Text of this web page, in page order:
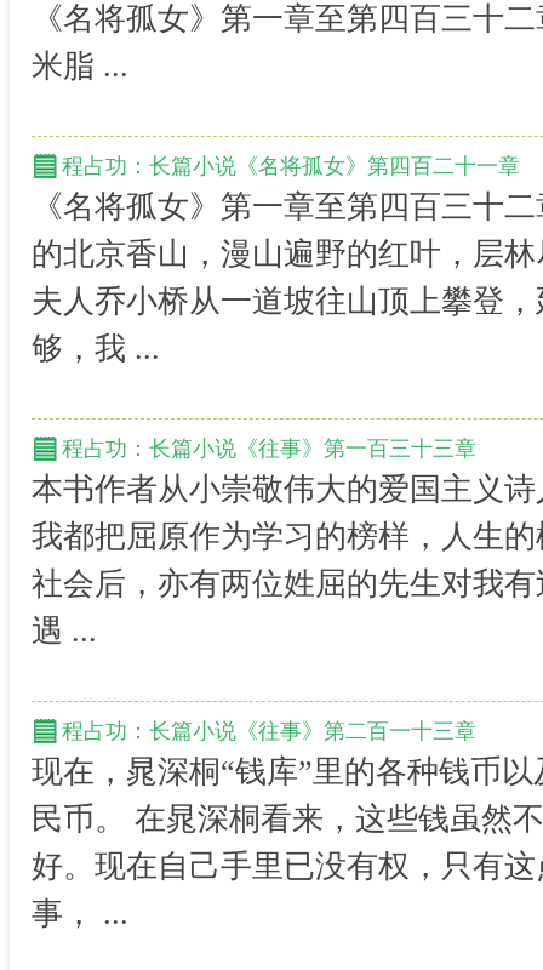
《名将孤女》第一章至第四百三十
米脂 ...
程占功：长篇小说《名将孤女》第四百二十一章
《名将孤女》第一章至第四百三十
的北京香山，漫山遍野的红叶，层
夫人乔小桥从一道坡往山顶上攀登
够，我 ...
程占功：长篇小说《往事》第一百三十三章
本书作者从小崇敬伟大的爱国主义
我都把屈原作为学习的榜样，人生
社会后，亦有两位姓屈的先生对我
遇 ...
程占功：长篇小说《往事》第二百一十三章
现在，晁深桐“钱库”里的各种钱币
民币。 在晁深桐看来，这些钱虽然
好。现在自己手里已没有权，只有
事， ...